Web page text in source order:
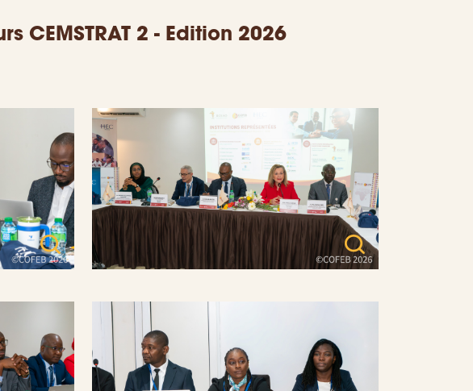
CEMSTRAT 2 - Edition 2026